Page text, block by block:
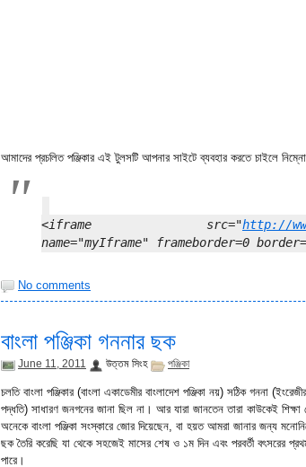
আমাদের প্রচলিত পঞ্জিকার এই টুলসটি আপনার সাইটে ব্যবহার করতে চাইলে
<iframe src="http://
name="myIframe" frameborder=0
No comments
বাংলা পঞ্জিকা গননার ছক
June 11, 2011 উত্তম সিংহ পঞ্জিকা
চলতি বাংলা পঞ্জিকার (বাংলা একাডেমীর বাংলাদেশ পঞ্জিকা নয়) সঠিক গননা
পদ্ধতি) সাধারণ জনগনের জানা ছিল না। আর যারা জানতেন তারা কাউকেই
অনেকে বাংলা পঞ্জিকা সংস্কারে জোর দিয়েছেন, বা হয়ত আমরা জানার জন্য
ছক তৈরি করেছি যা থেকে সহজেই মাসের শেষ ও ১ম দিন এবং পরবর্তী বৎসরের
পারে।